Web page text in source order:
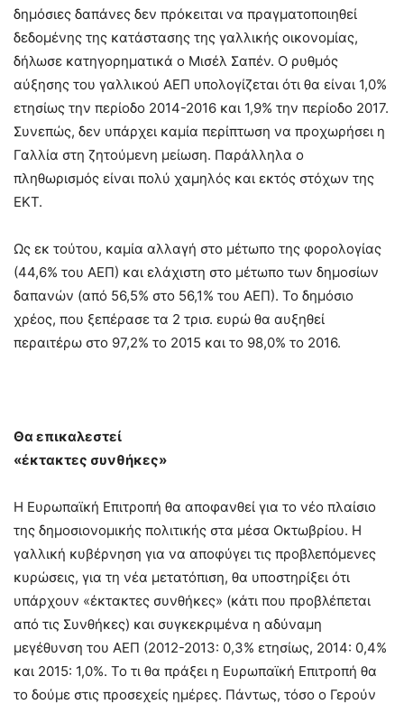
δημόσιες δαπάνες δεν πρόκειται να πραγματοποιηθεί
δεδομένης της κατάστασης της γαλλικής οικονομίας,
δήλωσε κατηγορηματικά ο Μισέλ Σαπέν. Ο ρυθμός
αύξησης του γαλλικού ΑΕΠ υπολογίζεται ότι θα είναι 1,0%
ετησίως την περίοδο 2014-2016 και 1,9% την περίοδο 2017.
Συνεπώς, δεν υπάρχει καμία περίπτωση να προχωρήσει η
Γαλλία στη ζητούμενη μείωση. Παράλληλα ο
πληθωρισμός είναι πολύ χαμηλός και εκτός στόχων της
ΕΚΤ.
Ως εκ τούτου, καμία αλλαγή στο μέτωπο της φορολογίας
(44,6% του ΑΕΠ) και ελάχιστη στο μέτωπο των δημοσίων
δαπανών (από 56,5% στο 56,1% του ΑΕΠ). Το δημόσιο
χρέος, που ξεπέρασε τα 2 τρισ. ευρώ θα αυξηθεί
περαιτέρω στο 97,2% το 2015 και το 98,0% το 2016.
Θα επικαλεστεί
«έκτακτες συνθήκες»
Η Ευρωπαϊκή Επιτροπή θα αποφανθεί για το νέο πλαίσιο
της δημοσιονομικής πολιτικής στα μέσα Οκτωβρίου. Η
γαλλική κυβέρνηση για να αποφύγει τις προβλεπόμενες
κυρώσεις, για τη νέα μετατόπιση, θα υποστηρίξει ότι
υπάρχουν «έκτακτες συνθήκες» (κάτι που προβλέπεται
από τις Συνθήκες) και συγκεκριμένα η αδύναμη
μεγέθυνση του ΑΕΠ (2012-2013: 0,3% ετησίως, 2014: 0,4%
και 2015: 1,0%. Το τι θα πράξει η Ευρωπαϊκή Επιτροπή θα
το δούμε στις προσεχείς ημέρες. Πάντως, τόσο ο Γερούν